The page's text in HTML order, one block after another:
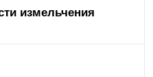
измельчения